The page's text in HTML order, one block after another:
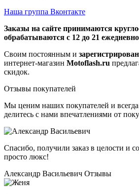
Наша группа Вконтакте
Заказы на сайте принимаются
обрабатываются с 12 до 21
Своим постоянным и
интернет-магазин Motoflash.ru
скидок.
Отзывы покупателей
Мы ценим наших покупателей и
делитесь с нами впечатлениями от
Спасибо, получили заказ в целости и
просто люкс!
Александр Васильевич Отзывы